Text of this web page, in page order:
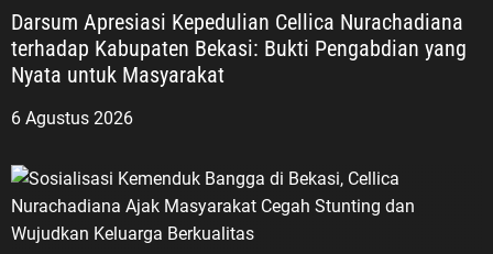
Darsum Apresiasi Kepedulian Cellica Nurachadiana
terhadap Kabupaten Bekasi: Bukti Pengabdian yang
Nyata untuk Masyarakat
6 Agustus 2026